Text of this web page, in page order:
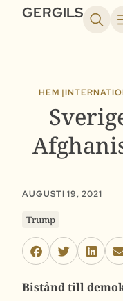
GERGILS
HEM |
AUGUSTI 19, 2021
Trump
Bistånd till